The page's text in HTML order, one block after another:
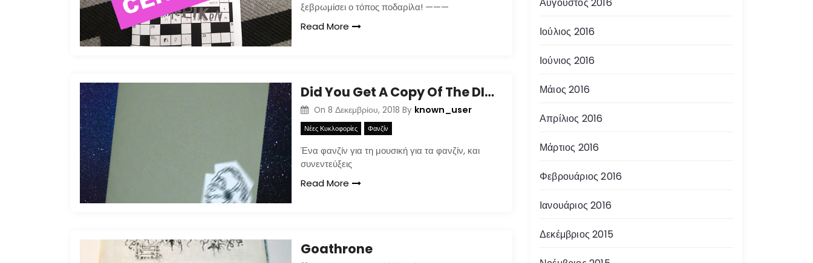
ξεβρωμίσει ο τόπος ποδαρίλα! ———
Read More
Did You Get A Copy Of The DIY Zine For How To Better Participate In Your Local Apocalypse?
On 8 Δεκεμβρίου, 2018 By known_user
Νέες Κυκλοφορίες Φανζίν
Ένα φανζίν για τη μουσική για τα φανζίν, και
συνεντεύξεις
Read More
Goathrone
Ιούλιος 2016
Ιούνιος 2016
Μάιος 2016
Απρίλιος 2016
Μάρτιος 2016
Φεβρουάριος 2016
Ιανουάριος 2016
Δεκέμβριος 2015